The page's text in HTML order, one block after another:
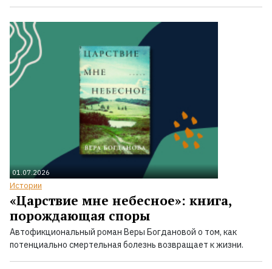
01.07.2026
Истории
«Царствие мне небесное»: книга,
порождающая споры
Автофикциональный роман Веры Богдановой о том, как
потенциально смертельная болезнь возвращает к жизни.